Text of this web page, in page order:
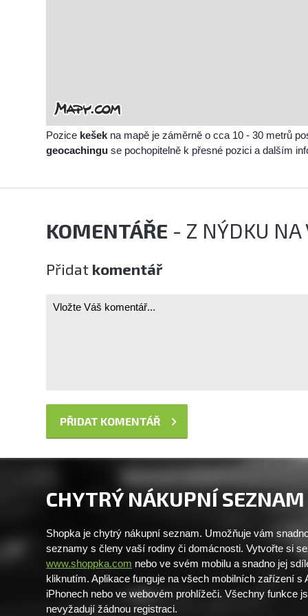
Pozice kešek na mapě je záměrně o cca 10 - 30 metrů
geocachingu se pochopitelně k přesné pozici a dalším
KOMENTÁŘE - Z NÝDKU NA
Přidat komentář
CHYTRÝ NÁKUPNÍ SEZNAM
Shopka je chytrý nákupní seznam. Umožňuje vám
seznamy s členy vaší rodiny či domácnosti. Vytvořte si
www.shoppka.com nebo ve svém mobilu a snadno jej
kliknutím. Aplikace funguje na všech mobilních zařízení s
iPhonech nebo ve webovém prohlížeči. Všechny funkce
nevyžadují žádnou registraci.